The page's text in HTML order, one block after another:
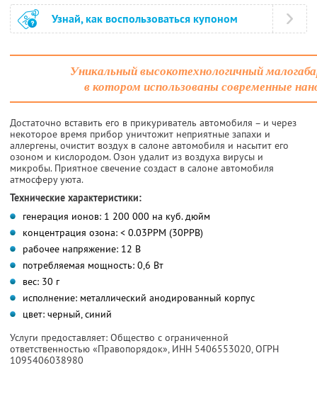
Узнай, как воспользоваться купоном
Уникальный высокотехнологичный
в котором использованы современные
Достаточно вставить его в прикуриватель автомобиля – и через
некоторое время прибор уничтожит неприятные запахи и
аллергены, очистит воздух в салоне автомобиля и насытит его
озоном и кислородом. Озон удалит из воздуха вирусы и
микробы. Приятное свечение создаст в салоне автомобиля
атмосферу уюта.
Технические характеристики:
генерация ионов: 1 200 000 на куб. дюйм
концентрация озона: < 0.03PPM (30PPB)
рабочее напряжение: 12 В
потребляемая мощность: 0,6 Вт
вес: 30 г
исполнение: металлический анодированный корпус
цвет: черный, синий
Услуги предоставляет: Общество с ограниченной
ответственностью «Правопорядок», ИНН 5406553020, ОГРН
1095406038980